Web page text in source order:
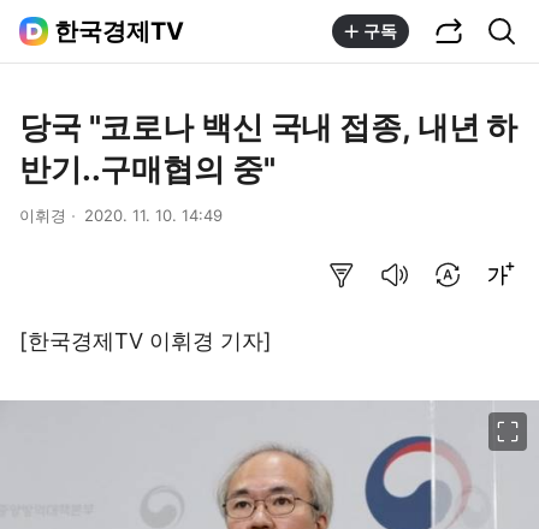
한국경제TV 구독
당국 "코로나 백신 국내 접종, 내년 하
반기..구매협의 중"
이휘경 2020. 11. 10. 14:49
[한국경제TV 이휘경 기자]